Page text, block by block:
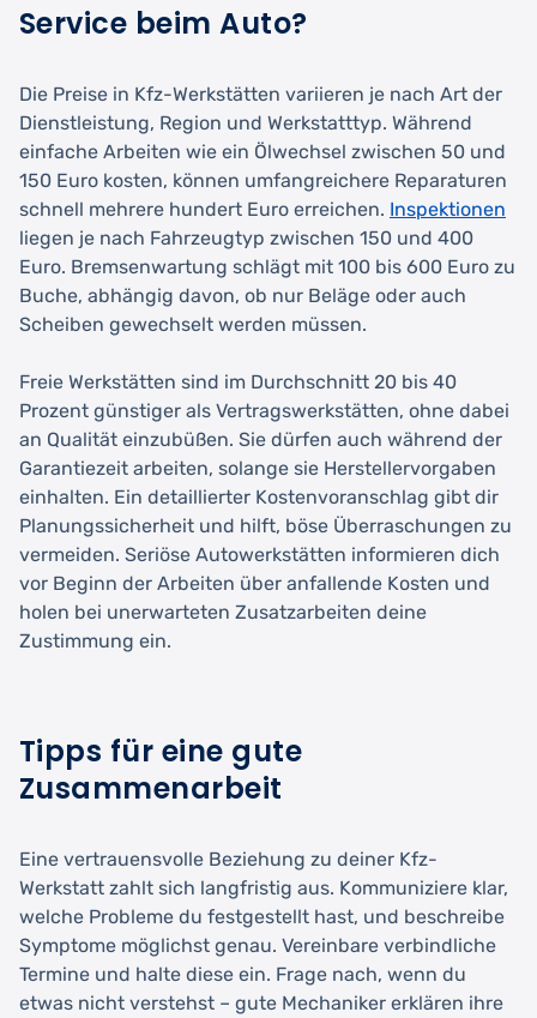
Service beim Auto?
Die Preise in Kfz-Werkstätten variieren je nach Art der
Dienstleistung, Region und Werkstatttyp. Während
einfache Arbeiten wie ein Ölwechsel zwischen 50 und
150 Euro kosten, können umfangreichere Reparaturen
schnell mehrere hundert Euro erreichen. Inspektionen
liegen je nach Fahrzeugtyp zwischen 150 und 400
Euro. Bremsenwartung schlägt mit 100 bis 600 Euro zu
Buche, abhängig davon, ob nur Beläge oder auch
Scheiben gewechselt werden müssen.
Freie Werkstätten sind im Durchschnitt 20 bis 40
Prozent günstiger als Vertragswerkstätten, ohne dabei
an Qualität einzubüßen. Sie dürfen auch während der
Garantiezeit arbeiten, solange sie Herstellervorgaben
einhalten. Ein detaillierter Kostenvoranschlag gibt dir
Planungssicherheit und hilft, böse Überraschungen zu
vermeiden. Seriöse Autowerkstätten informieren dich
vor Beginn der Arbeiten über anfallende Kosten und
holen bei unerwarteten Zusatzarbeiten deine
Zustimmung ein.
Tipps für eine gute
Zusammenarbeit
Eine vertrauensvolle Beziehung zu deiner Kfz-
Werkstatt zahlt sich langfristig aus. Kommuniziere klar,
welche Probleme du festgestellt hast, und beschreibe
Symptome möglichst genau. Vereinbare verbindliche
Termine und halte diese ein. Frage nach, wenn du
etwas nicht verstehst – gute Mechaniker erklären ihre